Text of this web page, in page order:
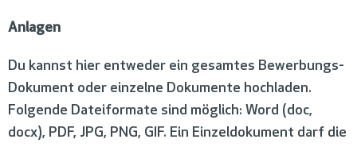
Anlagen
Du kannst hier entweder ein gesamtes Bewerbungs-
Dokument oder einzelne Dokumente hochladen.
Folgende Dateiformate sind möglich: Word (doc,
docx), PDF, JPG, PNG, GIF. Ein Einzeldokument darf die